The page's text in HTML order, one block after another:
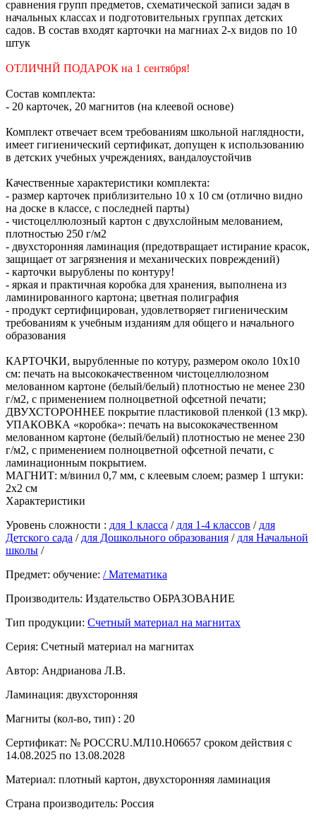
сравнения групп предметов, схематической записи задач в
начальных классах и подготовительных группах детских
садов. В состав входят карточки на магниах 2-х видов по 10
штук
ОТЛИЧНЙ ПОДАРОК на 1 сентября!
Состав комплекта:
- 20 карточек, 20 магнитов (на клеевой основе)
Комплект отвечает всем требованиям школьной наглядности,
имеет гигиенический сертификат, допущен к использованию
в детских учебных учреждениях, вандалоустойчив
Качественные характеристики комплекта:
- размер карточек приблизительно 10 х 10 см (отлично видно
на доске в классе, с последней парты)
- чистоцеллюлозный картон с двухслойным мелованием,
плотностью 250 г/м2
- двухсторонняя ламинация (предотвращает истирание красок,
защищает от загрязнения и механических повреждений)
- карточки вырублены по контуру!
- яркая и практичная коробка для хранения, выполнена из
ламинированного картона; цветная полиграфия
- продукт сертифицирован, удовлетворяет гигиеническим
требованиям к учебным изданиям для общего и начального
образования
КАРТОЧКИ, вырубленные по котуру, размером около 10х10
см: печать на высококачественном чистоцеллюлозном
мелованном картоне (белый/белый) плотностью не менее 230
г/м2, с применением полноцветной офсетной печати;
ДВУХСТОРОННЕЕ покрытие пластиковой пленкой (13 мкр).
УПАКОВКА «коробка»: печать на высококачественном
мелованном картоне (белый/белый) плотностью не менее 230
г/м2, с применением полноцветной офсетной печати, с
ламинационным покрытием.
МАГНИТ: м/винил 0,7 мм, с клеевым слоем; размер 1 штуки:
2х2 см
Характеристики
Уровень сложности : для 1 класса / для 1-4 классов / для
Детского сада / для Дошкольного образования / для Начальной
школы /
Предмет: обучение: / Математика
Производитель: Издательство ОБРАЗОВАНИЕ
Тип продукции: Счетный материал на магнитах
Серия: Счетный материал на магнитах
Автор: Андрианова Л.В.
Ламинация: двухсторонняя
Магниты (кол-во, тип) : 20
Сертификат: № РОССRU.МЛ10.Н06657 сроком действия с
14.08.2025 по 13.08.2028
Материал: плотный картон, двухсторонняя ламинация
Страна производитель: Россия